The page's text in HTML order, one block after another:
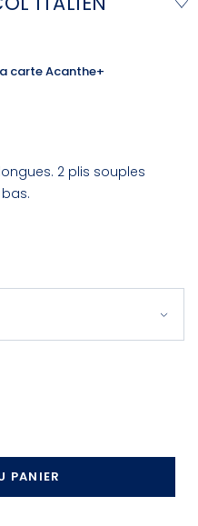
carte Acanthe+
2 plis souples
PANIER